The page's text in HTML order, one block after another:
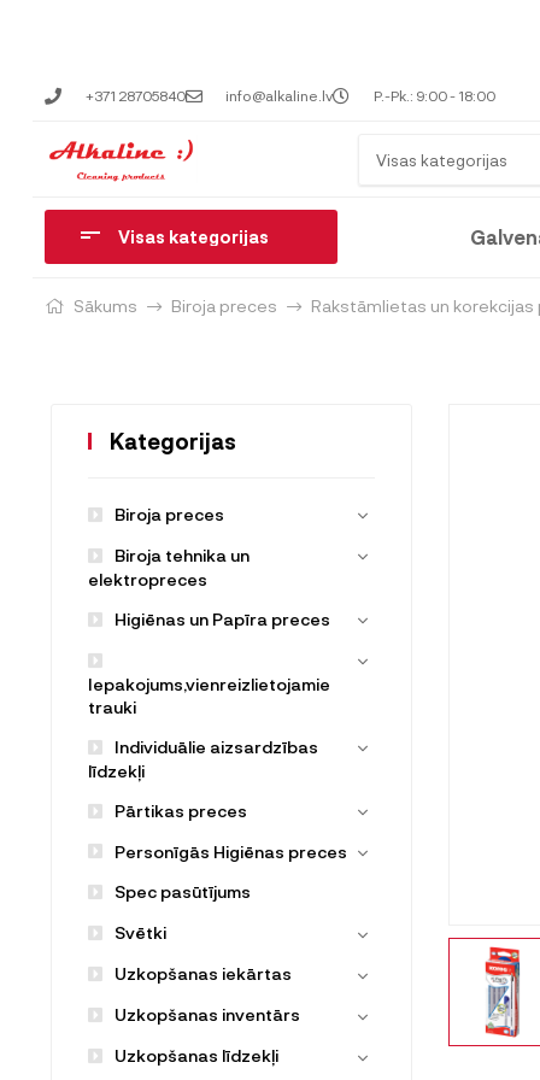
+371 28705840 info@alkaline.lv P.-Pk.: 9:00 - 18:00
Visas kategorijas
Visas kategorijas
Sākums Biroja preces Rakstāmlietas un korekcijas
Kategorijas
Biroja preces
Biroja tehnika un
elektropreces
Higiēnas un Papīra preces
Iepakojums,vienreizlietojamie
trauki
Individuālie aizsardzības
līdzekļi
Pārtikas preces
Personīgās Higiēnas preces
Spec pasūtījums
Svētki
Uzkopšanas iekārtas
Uzkopšanas inventārs
Uzkopšanas līdzekļi